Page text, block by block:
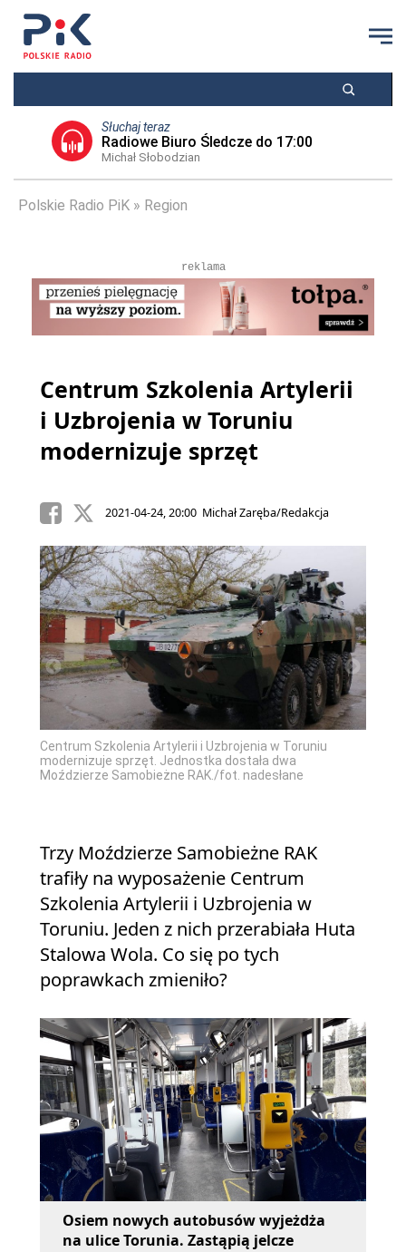
Słuchaj teraz
Radiowe Biuro Śledcze do 17:00
Michał Słobodzian
Polskie Radio PiK Region
reklama
Centrum Szkolenia Artylerii
i Uzbrojenia w Toruniu
modernizuje sprzęt
2021-04-24, 20:00 Michał Zaręba/Redakcja
Centrum Szkolenia Artylerii i Uzbrojenia w Toruniu
modernizuje sprzęt. Jednostka dostała dwa
Moździerze Samobieżne RAK./fot. nadesłane
Trzy Moździerze Samobieżne RAK
trafiły na wyposażenie Centrum
Szkolenia Artylerii i Uzbrojenia w
Toruniu. Jeden z nich przerabiała Huta
Stalowa Wola. Co się po tych
poprawkach zmieniło?
Osiem nowych autobusów wyjeżdża
na ulice Torunia. Zastąpią jelcze